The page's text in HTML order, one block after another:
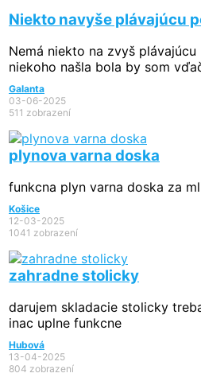
Niekto navyše plávajúcu
Nemá niekto na zvyš
niekoho našla bola by som
Galanta
03-06-2025
511 zobrazení
plynova varna doska
funkcna plyn varna doska za
Košice
12-03-2025
1041 zobrazení
zahradne stolicky
darujem skladacie stolicky
inac uplne funkcne
Hubová
13-04-2025
804 zobrazení